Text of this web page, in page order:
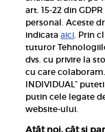
Pariază
Jocurile de noroc
Links
Calculator sarcina
art. 15-22 din
personal. Aceste
indicataaici. Prin
tuturor
dvs. cu privire la
cu care colaboram.
INDIVIDUAL”
putin cele legate
website-ului.